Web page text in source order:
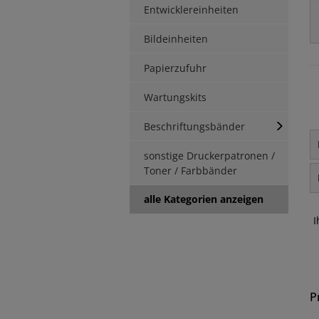
Entwicklereinheiten
Bildeinheiten
Papierzufuhr
Wartungskits
Beschriftungsbänder
sonstige Druckerpatronen /
Toner / Farbbänder
alle Kategorien anzeigen